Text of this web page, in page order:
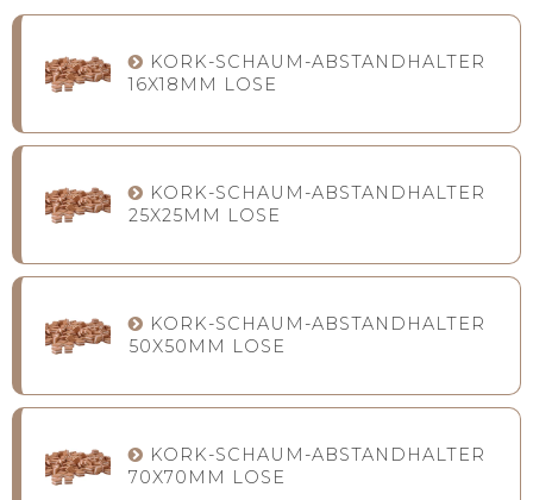
KORK-SCHAUM-ABSTANDHALTER
16X18MM LOSE
KORK-SCHAUM-ABSTANDHALTER
25X25MM LOSE
KORK-SCHAUM-ABSTANDHALTER
50X50MM LOSE
KORK-SCHAUM-ABSTANDHALTER
70X70MM LOSE